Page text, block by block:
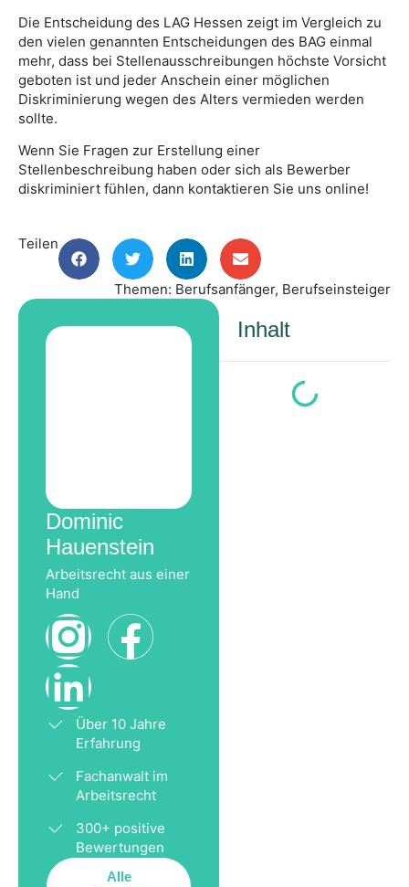
Die Entscheidung des LAG Hessen zeigt im Vergleich zu
den vielen genannten Entscheidungen des BAG einmal
mehr, dass bei Stellenausschreibungen höchste Vorsicht
geboten ist und jeder Anschein einer möglichen
Diskriminierung wegen des Alters vermieden werden
sollte.
Wenn Sie Fragen zur Erstellung einer
Stellenbeschreibung haben oder sich als Bewerber
diskriminiert fühlen, dann kontaktieren Sie uns online!
Teilen
Themen: Berufsanfänger, Berufseinsteiger
Dominic
Hauenstein
Arbeitsrecht aus einer
Hand
Über 10 Jahre
Erfahrung
Fachanwalt im
Arbeitsrecht
300+ positive
Bewertungen
Alle
Inhalt